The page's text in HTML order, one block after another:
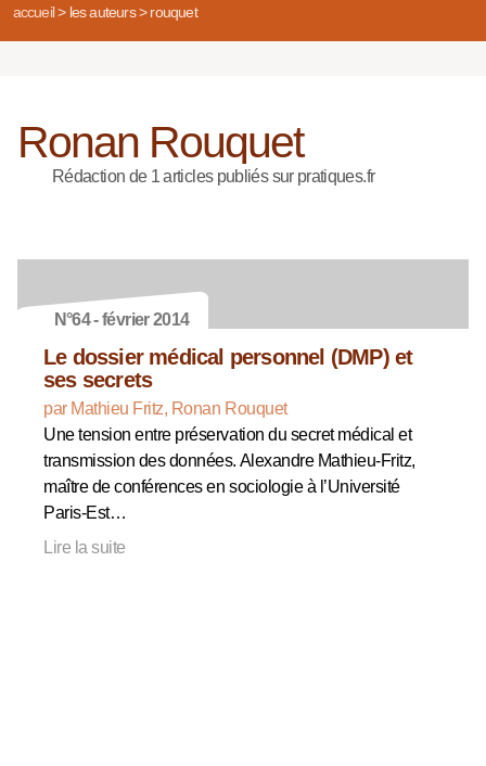
accueil> les auteurs> rouquet
Ronan Rouquet
Rédaction de 1 articles publiés sur pratiques.fr
N°64 - février 2014
Le dossier médical personnel (DMP) et
ses secrets
par Mathieu Fritz, Ronan Rouquet
Une tension entre préservation du secret médical et
transmission des données. Alexandre Mathieu-Fritz,
maître de conférences en sociologie à l’Université
Paris-Est…
Lire la suite